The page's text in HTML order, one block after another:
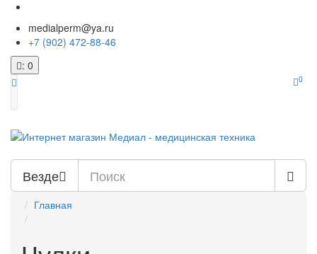
medialperm@ya.ru
+7 (902) 472-88-46
: 0
0
Везде
Главная